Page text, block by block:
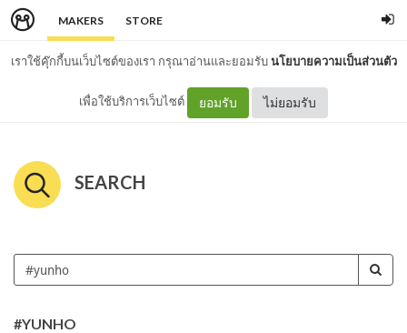
MAKERS STORE
เราใช้คุ๊กกี้บนเว็บไซต์ของเรา กรุณาอ่านและยอมรับนโยบายความเป็นส่วนตัว
เพื่อใช้บริการเว็บไซต์ ยอมรับ ไม่ยอมรับ
SEARCH
#YUNHO